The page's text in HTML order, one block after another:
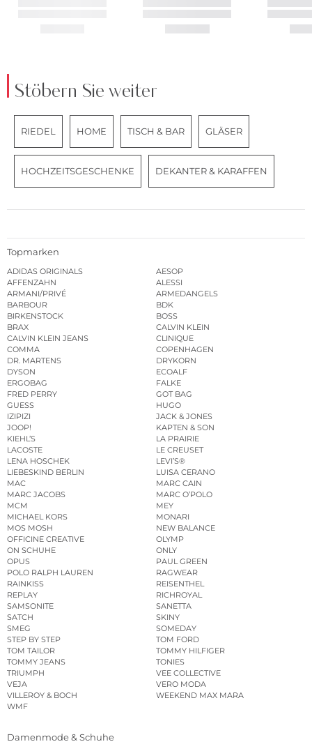
Stöbern Sie weiter
RIEDEL HOME TISCH & BAR GLÄSER
HOCHZEITSGESCHENKE DEKANTER & KARAFFEN
Topmarken
ADIDAS ORIGINALS
AESOP
AFFENZAHN
ALESSI
ARMANI/PRIVÉ
ARMEDANGELS
BARBOUR
BDK
BIRKENSTOCK
BOSS
BRAX
CALVIN KLEIN
CALVIN KLEIN JEANS
CLINIQUE
COMMA
COPENHAGEN
DR. MARTENS
DRYKORN
DYSON
ECOALF
ERGOBAG
FALKE
FRED PERRY
GOT BAG
GUESS
HUGO
IZIPIZI
JACK & JONES
JOOP!
KAPTEN & SON
KIEHL’S
LA PRAIRIE
LACOSTE
LE CREUSET
LENA HOSCHEK
LEVI’S®
LIEBESKIND BERLIN
LUISA CERANO
MAC
MARC CAIN
MARC JACOBS
MARC O’POLO
MCM
MEY
MICHAEL KORS
MONARI
MOS MOSH
NEW BALANCE
OFFICINE CREATIVE
OLYMP
ON SCHUHE
ONLY
OPUS
PAUL GREEN
POLO RALPH LAUREN
RAGWEAR
RAINKISS
REISENTHEL
REPLAY
RICHROYAL
SAMSONITE
SANETTA
SATCH
SKINY
SMEG
SOMEDAY
STEP BY STEP
TOM FORD
TOM TAILOR
TOMMY HILFIGER
TOMMY JEANS
TONIES
TRIUMPH
VEE COLLECTIVE
VEJA
VERO MODA
VILLEROY & BOCH
WEEKEND MAX MARA
WMF
Damenmode & Schuhe